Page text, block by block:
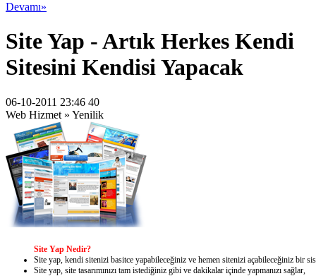
Devamı»
Site Yap - Artık Herkes Kendi
Sitesini Kendisi Yapacak
06-10-2011 23:46 40
Web Hizmet » Yenilik
Site Yap Nedir?
Site yap, kendi sitenizi basitce yapabileceğiniz ve hemen sitenizi açabileceğiniz bir
Site yap, site tasarımınızı tam istediğiniz gibi ve dakikalar içinde yapmanızı sağlar,